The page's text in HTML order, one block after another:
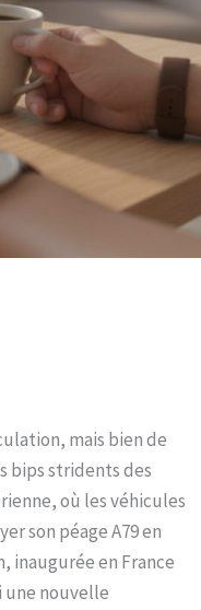
mais bien de
bips stridents des
où les véhicules
son péage A79 en
inaugurée en France
une nouvelle